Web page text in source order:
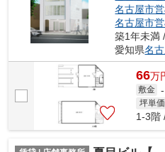
名古屋市
名古屋市
築1年未満
愛知県名
66万
敷金 -
坪単価
1-3階